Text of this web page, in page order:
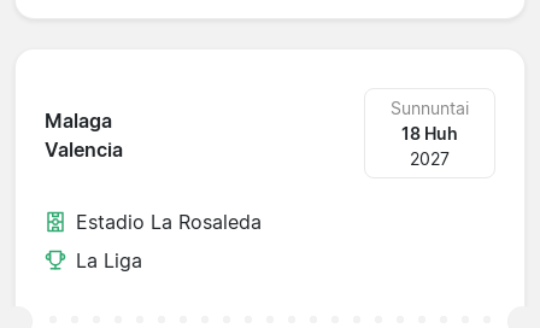
Malaga
Valencia
Sunnuntai
18 Huh
2027
Estadio La Rosaleda
La Liga